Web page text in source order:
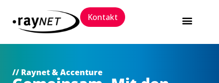
Kontakt
// Raynet & Accenture